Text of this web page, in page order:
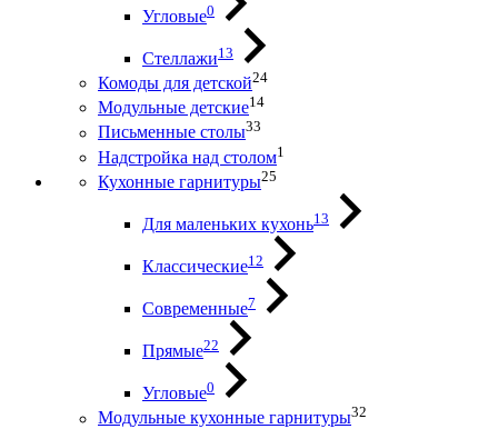
Угловые0
Стеллажи13
Комоды для детской24
Модульные детские14
Письменные столы33
Надстройка над столом1
Кухонные гарнитуры25
Для маленьких кухонь13
Классические12
Современные7
Прямые22
Угловые0
Модульные кухонные гарнитуры32